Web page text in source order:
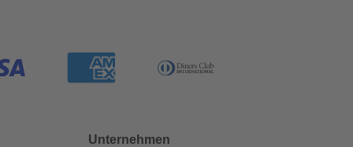
Unternehmen